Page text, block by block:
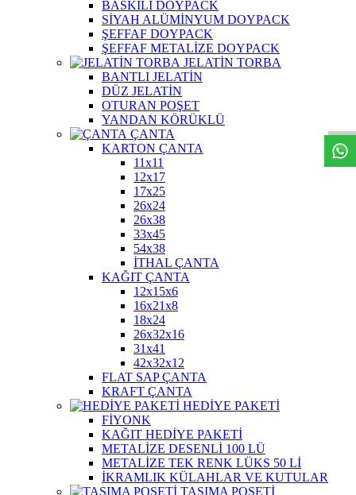
BASKILI DOYPACK
SİYAH ALÜMİNYUM DOYPACK
ŞEFFAF DOYPACK
ŞEFFAF METALİZE DOYPACK
JELATİN TORBA
BANTLI JELATİN
DÜZ JELATİN
OTURAN POŞET
YANDAN KÖRÜKLÜ
ÇANTA
KARTON ÇANTA
11x11
12x17
17x25
26x24
26x38
33x45
54x38
İTHAL ÇANTA
KAĞIT ÇANTA
12x15x6
16x21x8
18x24
26x32x16
31x41
42x32x12
FLAT SAP ÇANTA
KRAFT ÇANTA
HEDİYE PAKETİ
FİYONK
KAĞIT HEDİYE PAKETİ
METALİZE DESENLİ 100 LÜ
METALİZE TEK RENK LÜKS 50 Lİ
İKRAMLIK KÜLAHLAR VE KUTULAR
TAŞIMA POŞETİ